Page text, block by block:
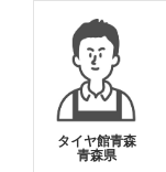
タイヤ館青森
青森県